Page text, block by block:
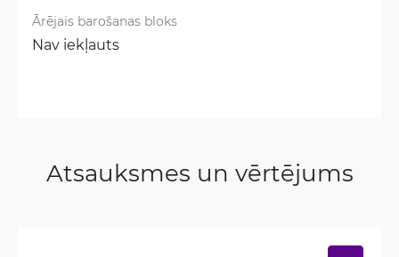
Ārējais barošanas bloks
Nav iekļauts
Atsauksmes un vērtējums